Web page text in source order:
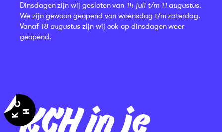
KCH in je
Dinsdagen zijn wij gesloten van 14 juli t/m 11 augustus.
We zijn gewoon geopend van woensdag t/m zaterdag.
Vanaf 18 augustus zijn wij ook op dinsdagen weer
geopend.